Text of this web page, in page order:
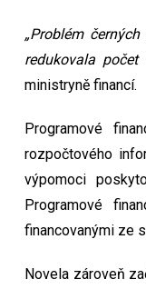
„Problém
redukovala
ministryně financí.
Programové
rozpočtového
výpomoci
Programové
financovanými ze
Novela zároveň